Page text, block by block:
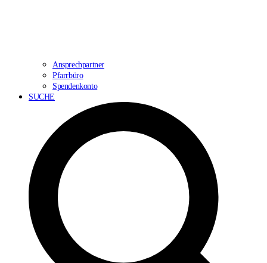
Ansprechpartner
Pfarrbüro
Spendenkonto
SUCHE